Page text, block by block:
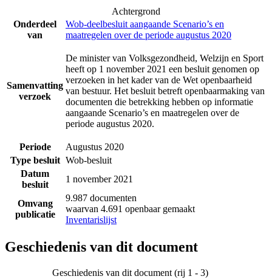
Achtergrond
Onderdeel
van
Wob-deelbesluit aangaande Scenario’s en
maatregelen over de periode augustus 2020
Samenvatting
verzoek
De minister van Volksgezondheid, Welzijn en Sport
heeft op 1 november 2021 een besluit genomen op
verzoeken in het kader van de Wet openbaarheid
van bestuur. Het besluit betreft openbaarmaking van
documenten die betrekking hebben op informatie
aangaande Scenario’s en maatregelen over de
periode augustus 2020.
Periode
Augustus 2020
Type besluit Wob-besluit
Datum
besluit
1 november 2021
Omvang
publicatie
9.987 documenten
waarvan 4.691 openbaar gemaakt
Inventarislijst
Geschiedenis van dit document
Geschiedenis van dit document (rij 1 - 3)